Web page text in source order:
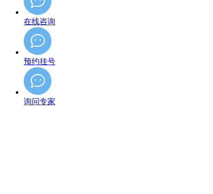
在线咨询
预约挂号
询问专家